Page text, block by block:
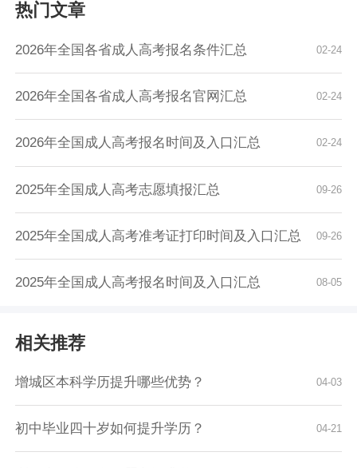
热门文章
02-24
2026年全国各省成人高考报名条件汇总
02-24
2026年全国各省成人高考报名官网汇总
02-24
2026年全国成人高考报名时间及入口汇总
09-26
2025年全国成人高考志愿填报汇总
09-26
2025年全国成人高考准考证打印时间及入口汇总
08-05
2025年全国成人高考报名时间及入口汇总
相关推荐
04-03
增城区本科学历提升哪些优势？
04-21
初中毕业四十岁如何提升学历？